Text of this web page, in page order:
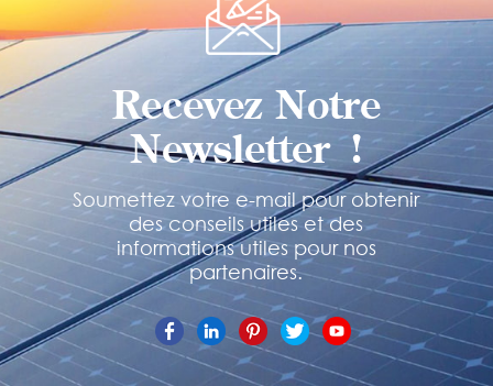
Recevez Notre
Newsletter !
Soumettez votre e-mail pour obtenir
des conseils utiles et des
informations utiles pour nos
partenaires.